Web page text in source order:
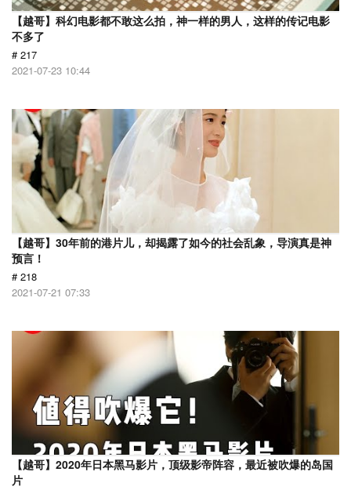
【越哥】科幻电影都不敢这么拍，神一样的男人，这样的传记电影
不多了
# 217
2021-07-23 10:44
【越哥】30年前的港片儿，却揭露了如今的社会乱象，导演真是神
预言！
# 218
2021-07-21 07:33
【越哥】2020年日本黑马影片，顶级影帝阵容，最近被吹爆的岛国
片